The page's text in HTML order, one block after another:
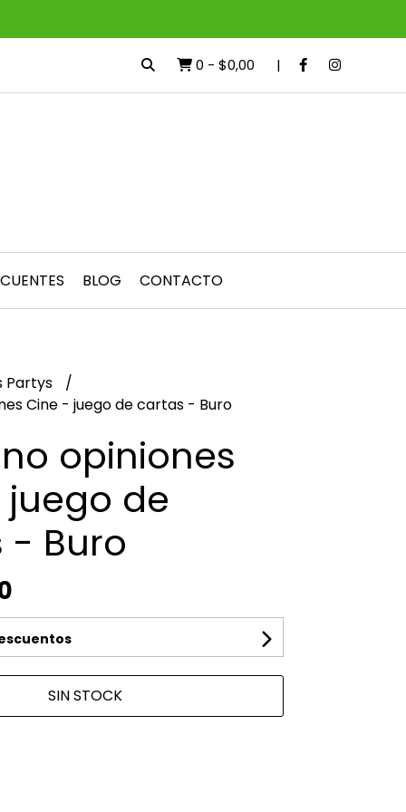
0 - $0,00
BLOG CONTACTO
Partys
Cine - juego de cartas - Buro
opiniones
de
Buro
SIN STOCK